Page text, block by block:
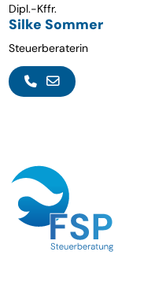
Dipl.-Kffr.
Silke Sommer
Steuerberaterin